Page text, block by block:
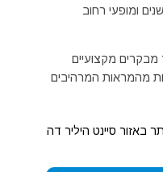
ומופעי רחוב
מבקרים מקצועיים
מהמראות המרהיבים
באזור סיינט היליר דה